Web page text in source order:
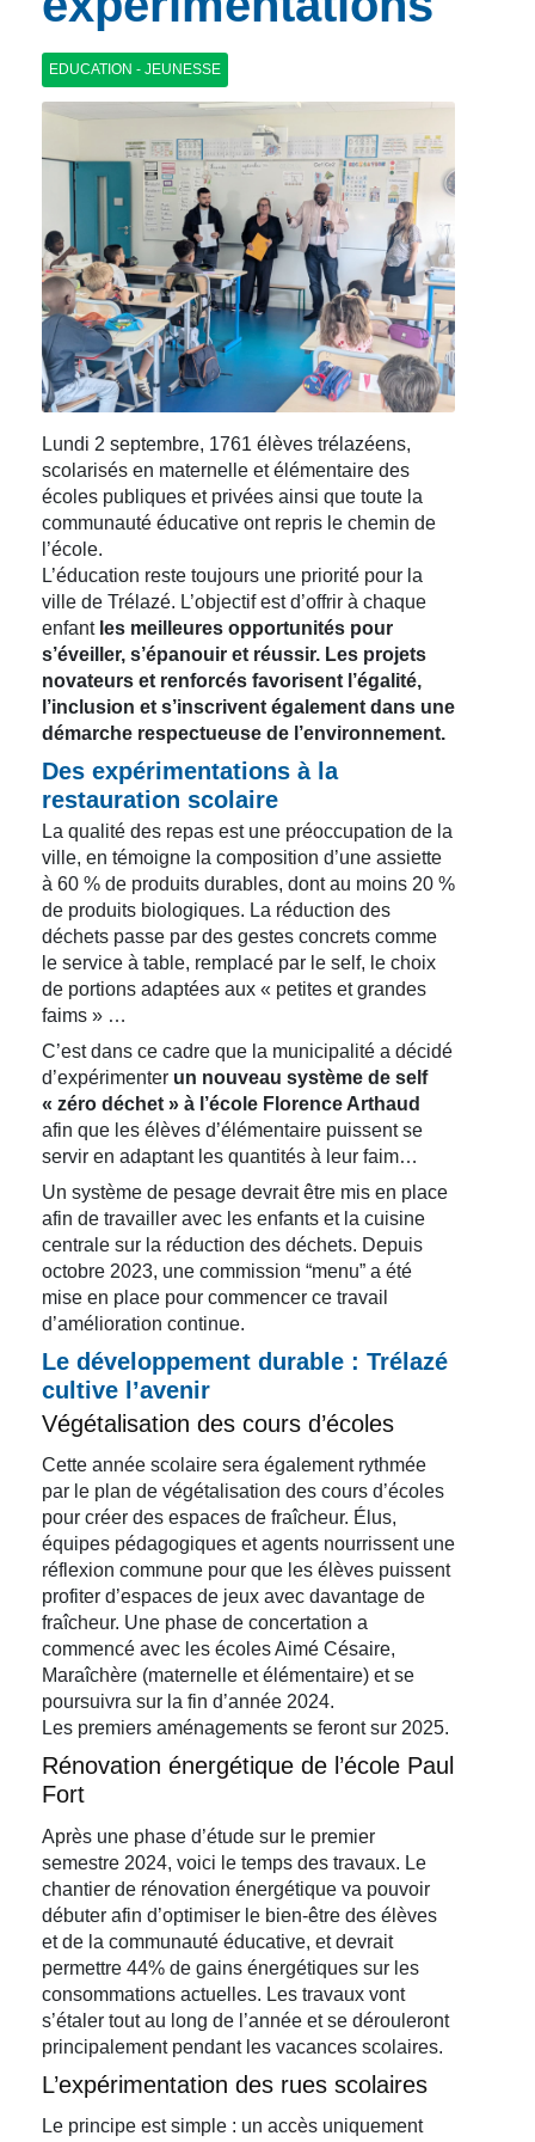
EDUCATION - JEUNESSE
Lundi 2 septembre, 1761 élèves trélazéens,
scolarisés en maternelle et élémentaire des
écoles publiques et privées ainsi que toute la
communauté éducative ont repris le chemin de
l’école.
L’éducation reste toujours une priorité pour la
ville de Trélazé. L’objectif est d’offrir à chaque
enfant les meilleures opportunités pour
s’éveiller, s’épanouir et réussir. Les projets
novateurs et renforcés favorisent l’égalité,
l’inclusion et s’inscrivent également dans une
démarche respectueuse de l’environnement.
Des expérimentations à la
restauration scolaire
La qualité des repas est une préoccupation de la
ville, en témoigne la composition d’une assiette
à 60 % de produits durables, dont au moins 20 %
de produits biologiques. La réduction des
déchets passe par des gestes concrets comme
le service à table, remplacé par le self, le choix
de portions adaptées aux « petites et grandes
faims » …
C’est dans ce cadre que la municipalité a décidé
d’expérimenter un nouveau système de self
« zéro déchet » à l’école Florence Arthaud
afin que les élèves d’élémentaire puissent se
servir en adaptant les quantités à leur faim…
Un système de pesage devrait être mis en place
afin de travailler avec les enfants et la cuisine
centrale sur la réduction des déchets. Depuis
octobre 2023, une commission “menu” a été
mise en place pour commencer ce travail
d’amélioration continue.
Le développement durable : Trélazé
cultive l’avenir
Végétalisation des cours d’écoles
Cette année scolaire sera également rythmée
par le plan de végétalisation des cours d’écoles
pour créer des espaces de fraîcheur. Élus,
équipes pédagogiques et agents nourrissent une
réflexion commune pour que les élèves puissent
profiter d’espaces de jeux avec davantage de
fraîcheur. Une phase de concertation a
commencé avec les écoles Aimé Césaire,
Maraîchère (maternelle et élémentaire) et se
poursuivra sur la fin d’année 2024.
Les premiers aménagements se feront sur 2025.
Rénovation énergétique de l’école Paul
Fort
Après une phase d’étude sur le premier
semestre 2024, voici le temps des travaux. Le
chantier de rénovation énergétique va pouvoir
débuter afin d’optimiser le bien-être des élèves
et de la communauté éducative, et devrait
permettre 44% de gains énergétiques sur les
consommations actuelles. Les travaux vont
s’étaler tout au long de l’année et se dérouleront
principalement pendant les vacances scolaires.
L’expérimentation des rues scolaires
Le principe est simple : un accès uniquement